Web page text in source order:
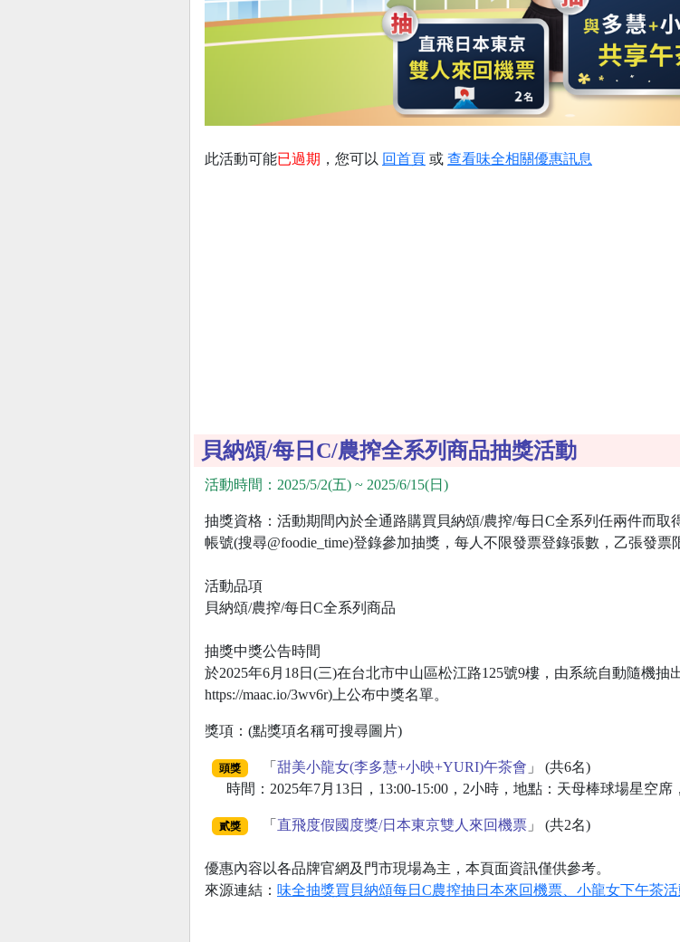
此活動可能已過期 ，您可以 回首頁 或 查看味全相關優惠訊息
貝納頌/每日C/農搾全系列商品抽獎活動
活動時間：2025/5/2(五) ~ 2025/6/15(日)
抽獎資格：活動期間內於全通路購買貝納頌/農搾/每日C全系列任兩件而取
帳號(搜尋@foodie_time)登錄參加抽獎，每人不限發票登錄張數，乙張發票
活動品項
貝納頌/農搾/每日C全系列商品
抽獎中獎公告時間
於2025年6月18日(三)在台北市中山區松江路125號9樓，由系統自動隨機抽
https://maac.io/3wv6r)上公布中獎名單。
獎項：(點獎項名稱可搜尋圖片)
頭獎 「 甜美小龍女(李多慧+小映+YURI)午茶會 」 (共6名)
時間：2025年7月13日，13:00-15:00，2小時，地點：天母棒球場星空
貳獎 「 直飛度假國度獎/日本東京雙人來回機票」 (共2名)
優惠內容以各品牌官網及門市現場為主，本頁面資訊僅供參考。
來源連結： 味全抽獎買貝納頌每日C農搾抽日本來回機票、小龍女下午茶